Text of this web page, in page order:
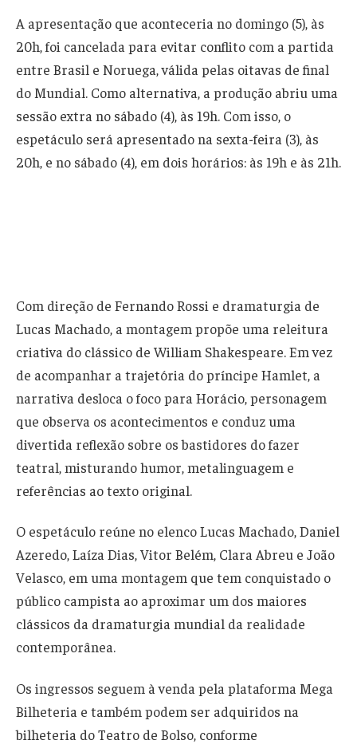
A apresentação que aconteceria no domingo (5), às
20h, foi cancelada para evitar conflito com a partida
entre Brasil e Noruega, válida pelas oitavas de final
do Mundial. Como alternativa, a produção abriu uma
sessão extra no sábado (4), às 19h. Com isso, o
espetáculo será apresentado na sexta-feira (3), às
20h, e no sábado (4), em dois horários: às 19h e às 21h.
Com direção de Fernando Rossi e dramaturgia de
Lucas Machado, a montagem propõe uma releitura
criativa do clássico de William Shakespeare. Em vez
de acompanhar a trajetória do príncipe Hamlet, a
narrativa desloca o foco para Horácio, personagem
que observa os acontecimentos e conduz uma
divertida reflexão sobre os bastidores do fazer
teatral, misturando humor, metalinguagem e
referências ao texto original.
O espetáculo reúne no elenco Lucas Machado, Daniel
Azeredo, Laíza Dias, Vitor Belém, Clara Abreu e João
Velasco, em uma montagem que tem conquistado o
público campista ao aproximar um dos maiores
clássicos da dramaturgia mundial da realidade
contemporânea.
Os ingressos seguem à venda pela plataforma Mega
Bilheteria e também podem ser adquiridos na
bilheteria do Teatro de Bolso, conforme